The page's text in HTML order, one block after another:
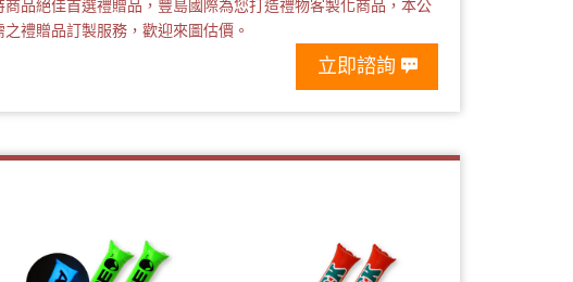
品絕佳首選禮贈品，豐島國際為您打造禮物客製化商品，本公
禮贈品訂製服務，歡迎來圖估價。
立即諮詢